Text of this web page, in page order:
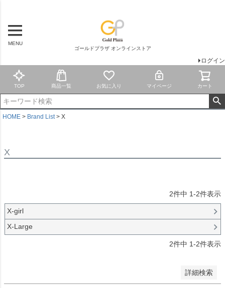
MENU
ゴールドプラザ オンラインストア
ログイン
TOP 商品一覧 お気に入り マイページ カート
HOME Brand List X
X
2件中 1-2件表示
X-girl
X-Large
2件中 1-2件表示
詳細検索
在庫なし商品を表示しない
商品番号/JANコード
商品タグ
ジャンク
Wedding